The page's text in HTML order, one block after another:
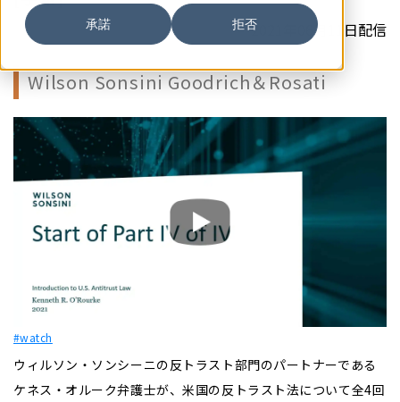
承諾 拒否2021年06月11日配信
Wilson Sonsini Goodrich＆Rosati
#watch
ウィルソン・ソンシーニの反トラスト部門のパートナーである
ケネス・オルーク弁護士が、米国の反トラスト法について全4回